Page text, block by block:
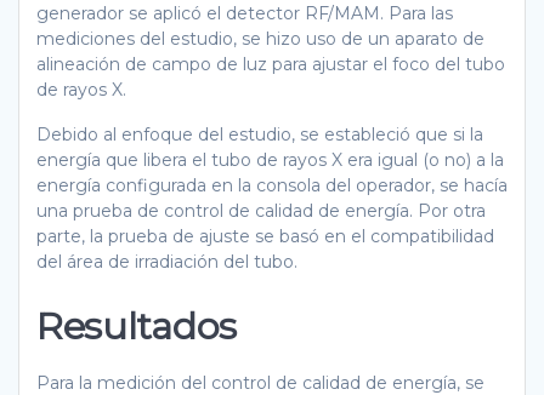
generador se aplicó el detector RF/MAM. Para las
mediciones del estudio, se hizo uso de un aparato de
alineación de campo de luz para ajustar el foco del tubo
de rayos X.
Debido al enfoque del estudio, se estableció que si la
energía que libera el tubo de rayos X era igual (o no) a la
energía configurada en la consola del operador, se hacía
una prueba de control de calidad de energía. Por otra
parte, la prueba de ajuste se basó en el compatibilidad
del área de irradiación del tubo.
Resultados
Para la medición del control de calidad de energía, se